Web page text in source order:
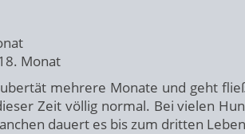
Monat
mehrere Monate und geht
Zeit völlig normal. Bei vielen
dauert es bis zum dritten